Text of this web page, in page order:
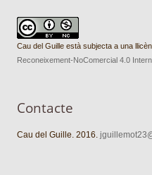
Cau del Guille està subjecta a una
Reconeixement-NoComercial 4.0
Contacte
Cau del Guille. 2016.